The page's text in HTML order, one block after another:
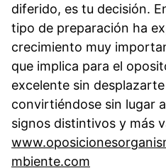
diferido, es tu decisión.
tipo de preparación ha
crecimiento muy
que implica para el
excelente sin
convirtiéndose sin lugar
signos distintivos y más
mbiente.com